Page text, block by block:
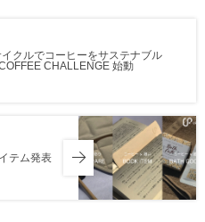
クルでコーヒーをサステナブル
CHALLENGE 始動
テム発表